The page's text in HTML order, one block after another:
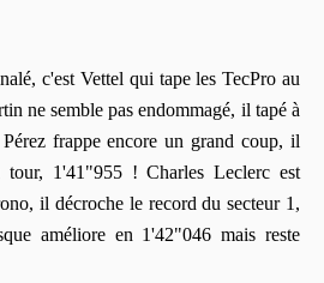
c'est Vettel qui tape les TecPro au
ne semble pas endommagé, il tapé à
frappe encore un grand coup, il
tour, 1'41"955 ! Charles Leclerc est
il décroche le record du secteur 1,
améliore en 1'42"046 mais reste